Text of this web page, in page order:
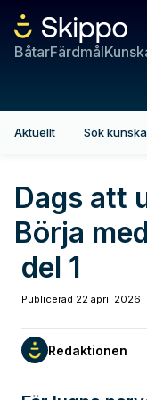
BåtarFärdmål
Aktuellt Sök
Dags att
Börja
del 1
Publicerad 22 april 2026
Redaktionen